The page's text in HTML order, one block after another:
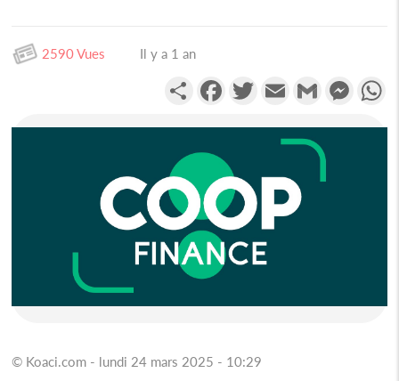
2590 Vues Il y a 1 an
PartagerFacebookTwitterEmail Gmail
© Koaci.com - lundi 24 mars 2025 - 10:29